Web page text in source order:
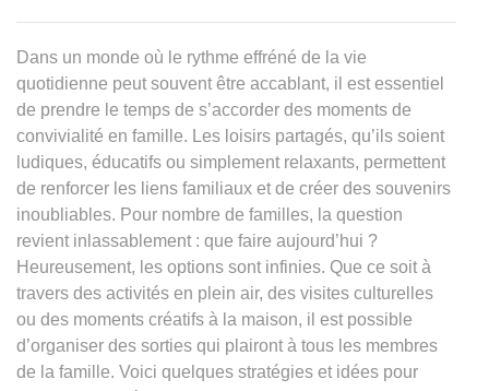
Dans un monde où le rythme effréné de la vie
quotidienne peut souvent être accablant, il est essentiel
de prendre le temps de s’accorder des moments de
convivialité en famille. Les loisirs partagés, qu’ils soient
ludiques, éducatifs ou simplement relaxants, permettent
de renforcer les liens familiaux et de créer des souvenirs
inoubliables. Pour nombre de familles, la question
revient inlassablement : que faire aujourd’hui ?
Heureusement, les options sont infinies. Que ce soit à
travers des activités en plein air, des visites culturelles
ou des moments créatifs à la maison, il est possible
d’organiser des sorties qui plairont à tous les membres
de la famille. Voici quelques stratégies et idées pour